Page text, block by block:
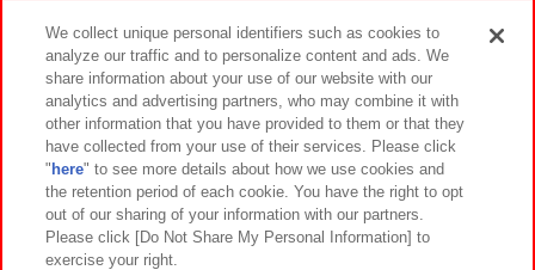
くまのプーさん スーパーギガザッ
カもちもちクッション
2026年7月10日～登場
ポケットモンスター めちゃもふぐっ
とぬいぐるみ～パモ～ウィンクver.
2026年7月9日～登場
We collect unique personal identifiers such as cookies to
analyze our traffic and to personalize content and ads. We
share information about your use of our website with our
analytics and advertising partners, who may combine it with
other information that you have provided to them or that they
have collected from your use of their services. Please click
" here" to see more details about how we use cookies and
the retention period of each cookie. You have the right to opt
out of our sharing of your information with our partners.
Please click [Do Not Share My Personal Information] to
exercise your right.